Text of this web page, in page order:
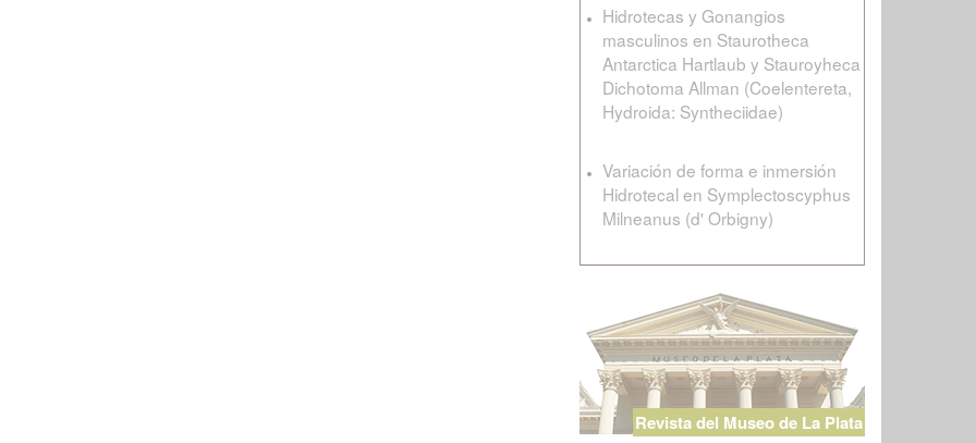
Hidrotecas y Gonangios
masculinos en Staurotheca
Antarctica Hartlaub y Stauroyheca
Dichotoma Allman (Coelentereta,
Hydroida: Syntheciidae)
Variación de forma e inmersión
Hidrotecal en Symplectoscyphus
Milneanus (d' Orbigny)
Revista del Museo de La Plata